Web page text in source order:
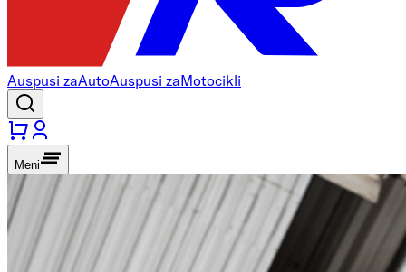
Auspusi zaAutoAuspusi zaMotocikli
Meni